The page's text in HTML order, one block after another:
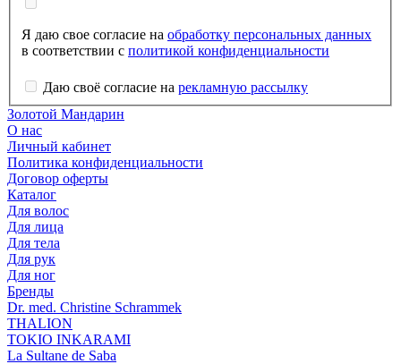
Я даю свое согласие на обработку персональных данных
в соответствии с политикой конфиденциальности
Даю своё согласие на рекламную рассылку
Золотой Мандарин
О нас
Личный кабинет
Политика конфиденциальности
Договор оферты
Каталог
Для волос
Для лица
Для тела
Для рук
Для ног
Бренды
Dr. med. Christine Schrammek
THALION
TOKIO INKARAMI
La Sultane de Saba